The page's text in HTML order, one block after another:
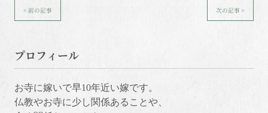
< 前の記事 次の記事 >
プロフィール
お寺に嫁いで早10年近い嫁です。
仏教やお寺に少し関係あることや、